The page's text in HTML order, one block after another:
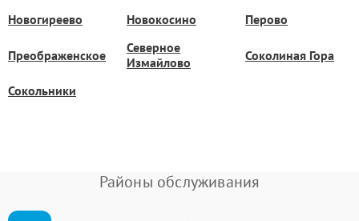
Новогиреево Новокосино Перово
Преображенское
Северное
Измайлово
Соколиная Гора
Сокольники
Районы обслуживания